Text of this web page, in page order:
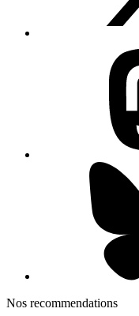
Nos recommendations